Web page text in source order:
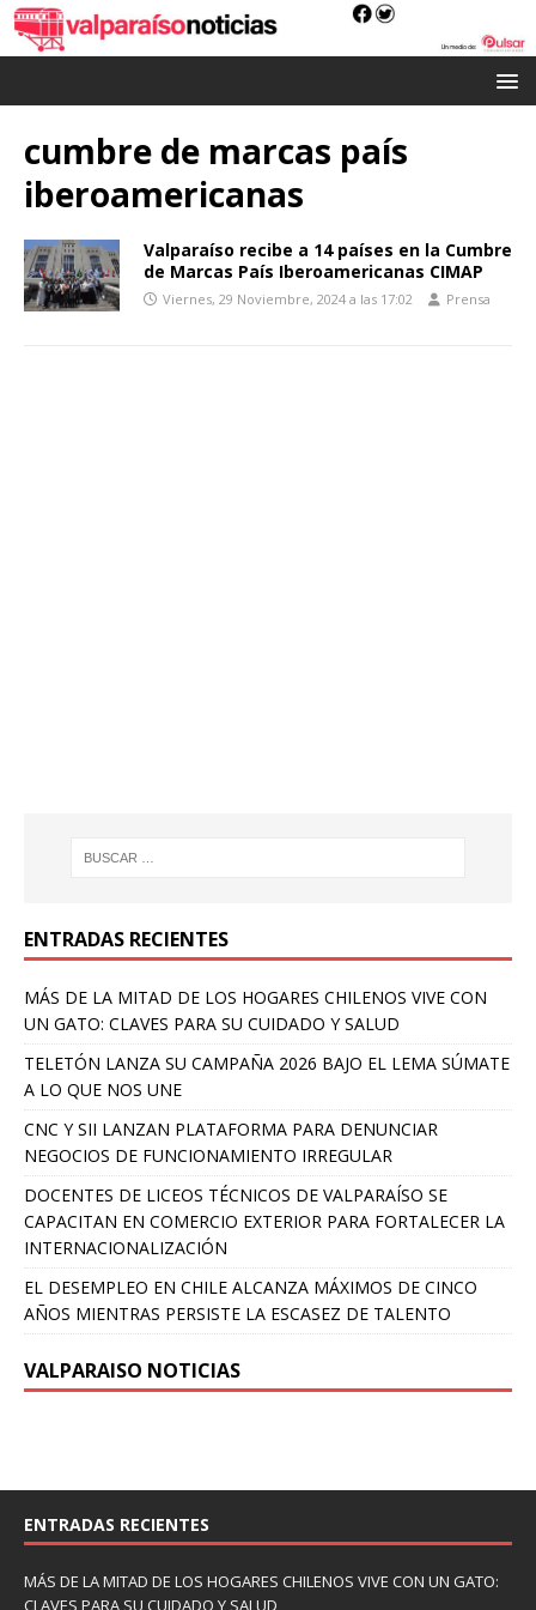
cumbre de marcas país
iberoamericanas
Valparaíso recibe a 14 países en la Cumbre
de Marcas País Iberoamericanas CIMAP
Viernes, 29 Noviembre, 2024 a las 17:02 Prensa
ENTRADAS RECIENTES
MÁS DE LA MITAD DE LOS HOGARES CHILENOS VIVE CON
UN GATO: CLAVES PARA SU CUIDADO Y SALUD
TELETÓN LANZA SU CAMPAÑA 2026 BAJO EL LEMA SÚMATE
A LO QUE NOS UNE
CNC Y SII LANZAN PLATAFORMA PARA DENUNCIAR
NEGOCIOS DE FUNCIONAMIENTO IRREGULAR
DOCENTES DE LICEOS TÉCNICOS DE VALPARAÍSO SE
CAPACITAN EN COMERCIO EXTERIOR PARA FORTALECER LA
INTERNACIONALIZACIÓN
EL DESEMPLEO EN CHILE ALCANZA MÁXIMOS DE CINCO
AÑOS MIENTRAS PERSISTE LA ESCASEZ DE TALENTO
VALPARAISO NOTICIAS
ENTRADAS RECIENTES
MÁS DE LA MITAD DE LOS HOGARES CHILENOS VIVE CON UN GATO:
CLAVES PARA SU CUIDADO Y SALUD